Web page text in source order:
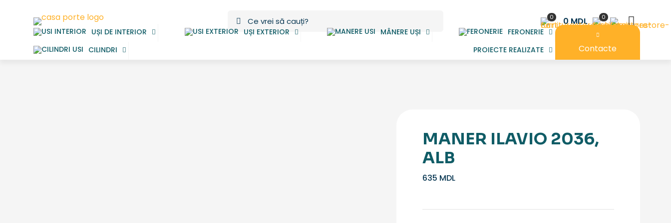
0 0 MDL 0
UȘI DE INTERIOR UȘI EXTERIOR MÂNERE UȘI
FERONERIE
CILINDRI
PROIECTE REALIZATE Contacte
MANER ILAVIO 2036,
ALB
635 MDL